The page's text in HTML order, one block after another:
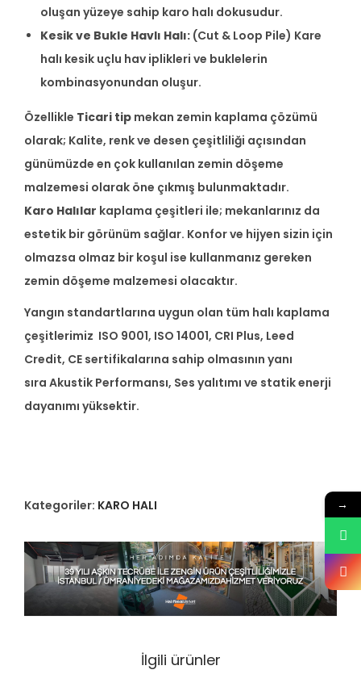
oluşan yüzeye sahip karo halı dokusudur.
Kesik ve Bukle Havlı Halı: (Cut & Loop Pile) Kare
halı kesik uçlu hav iplikleri ve buklelerin
kombinasyonundan oluşur.
Özellikle Ticari tip mekan zemin kaplama çözümü
olarak; Kalite, renk ve desen çeşitliliği açısından
günümüzde en çok kullanılan zemin döşeme
malzemesi olarak öne çıkmış bulunmaktadır.
Karo Halılar kaplama çeşitleri ile; mekanlarınız da
estetik bir görünüm sağlar. Konfor ve hijyen sizin için
olmazsa olmaz bir koşul ise kullanmanız gereken
zemin döşeme malzemesi olacaktır.
Yangın standartlarına uygun olan tüm halı kaplama
çeşitlerimiz ISO 9001, ISO 14001, CRI Plus, Leed
Credit, CE sertifikalarına sahip olmasının yanı
sıra Akustik Performansı, Ses yalıtımı ve statik enerji
dayanımı yüksektir.
Kategoriler: KARO HALI
İlgili ürünler
→